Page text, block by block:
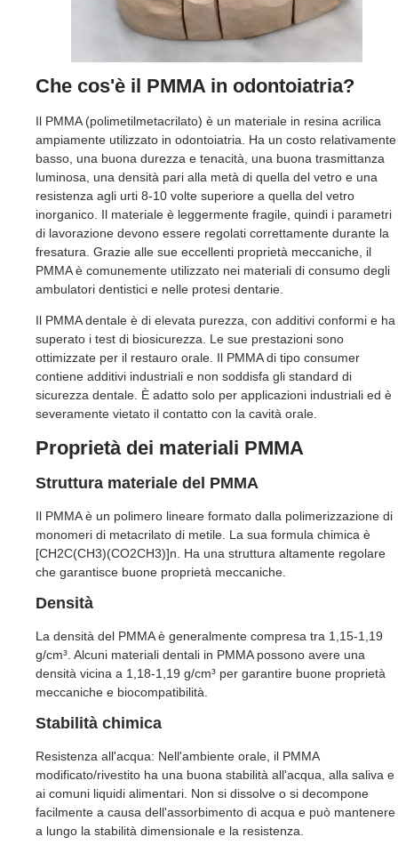
Che cos'è il PMMA in odontoiatria?
Il PMMA (polimetilmetacrilato) è un materiale in resina acrilica
ampiamente utilizzato in odontoiatria. Ha un costo relativamente
basso, una buona durezza e tenacità, una buona trasmittanza
luminosa, una densità pari alla metà di quella del vetro e una
resistenza agli urti 8-10 volte superiore a quella del vetro
inorganico. Il materiale è leggermente fragile, quindi i parametri
di lavorazione devono essere regolati correttamente durante la
fresatura. Grazie alle sue eccellenti proprietà meccaniche, il
PMMA è comunemente utilizzato nei materiali di consumo degli
ambulatori dentistici e nelle protesi dentarie.
Il PMMA dentale è di elevata purezza, con additivi conformi e ha
superato i test di biosicurezza. Le sue prestazioni sono
ottimizzate per il restauro orale. Il PMMA di tipo consumer
contiene additivi industriali e non soddisfa gli standard di
sicurezza dentale. È adatto solo per applicazioni industriali ed è
severamente vietato il contatto con la cavità orale.
Proprietà dei materiali PMMA
Struttura materiale del PMMA
Il PMMA è un polimero lineare formato dalla polimerizzazione di
monomeri di metacrilato di metile. La sua formula chimica è
[CH2C(CH3)(CO2CH3)]n. Ha una struttura altamente regolare
che garantisce buone proprietà meccaniche.
Densità
La densità del PMMA è generalmente compresa tra 1,15-1,19
g/cm³. Alcuni materiali dentali in PMMA possono avere una
densità vicina a 1,18-1,19 g/cm³ per garantire buone proprietà
meccaniche e biocompatibilità.
Stabilità chimica
Resistenza all'acqua: Nell'ambiente orale, il PMMA
modificato/rivestito ha una buona stabilità all'acqua, alla saliva e
ai comuni liquidi alimentari. Non si dissolve o si decompone
facilmente a causa dell'assorbimento di acqua e può mantenere
a lungo la stabilità dimensionale e la resistenza.